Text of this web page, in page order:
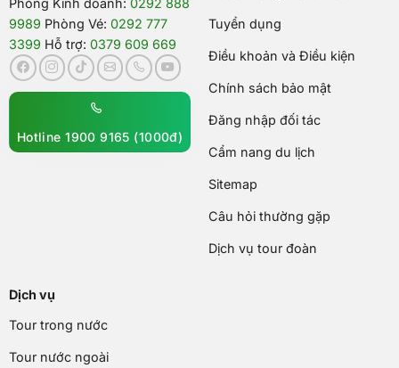
Phòng Kinh doanh: 0292 888
9989 Phòng Vé: 0292 777
3399 Hỗ trợ: 0379 609 669
Hotline 1900 9165 (1000đ)
Tuyển dụng
Điều khoản và Điều kiện
Chính sách bảo mật
Đăng nhập đối tác
Cẩm nang du lịch
Sitemap
Câu hỏi thường gặp
Dịch vụ tour đoàn
Dịch vụ
Tour trong nước
Tour nước ngoài